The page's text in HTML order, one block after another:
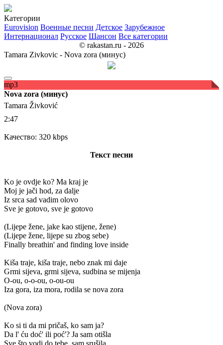
Категории
Eurovision Военные песни Детское Зарубежное
Интернационал Русское Шансон Все категории
© rakastan.ru - 2026
Tamara Zivkovic - Nova zora (минус)
mp3
Nova zora (минус)
Tamara Živković
2:47
Качество: 320 kbps
Текст песни
Ko je ovdje ko? Ma kraj je
Moj je jači hod, za dalje
Iz srca sad vadim olovo
Sve je gotovo, sve je gotovo
(Lijepe žene, jake kao stijene, žene)
(Lijepe žene, lijepe su zbog sebe)
Finally breathin' and finding love inside
Kiša traje, kiša traje, nebo znak mi daje
Grmi sijeva, grmi sijeva, sudbina se mijenja
O-ou, o-o-ou, o-ou-ou
Iza gora, iza mora, rodila se nova zora
(Nova zora)
Ko si ti da mi pričaš, ko sam ja?
Da l' ću doć' ili poć'? Ja sam otišla
Sve što vodi do tebe, sam srušila